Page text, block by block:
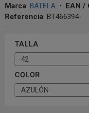
Marca: BATELA • EAN /
Referencia: BT466394-
TALLA
COLOR